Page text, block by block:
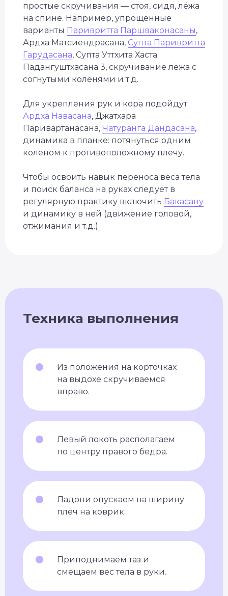
простые скручивания — стоя, сидя, лёжа
на спине. Например, упрощённые
варианты Паривритта Паршваконасаны,
Ардха Матсиендрасана, Супта Паривритта
Гарудасана, Супта Уттхита Хаста
Падангуштхасана 3, скручивание лёжа с
согнутыми коленями и т.д.
Для укрепления рук и кора подойдут
Ардха Навасана, Джатхара
Паривартанасана, Чатуранга Дандасана,
динамика в планке: потянуться одним
коленом к противоположному плечу.
Чтобы освоить навык переноса веса тела
и поиск баланса на руках следует в
регулярную практику включить Бакасану
и динамику в ней (движение головой,
отжимания и т.д.)
Техника выполнения
Из положения на корточках
на выдохе скручиваемся
вправо.
Левый локоть располагаем
по центру правого бедра.
Ладони опускаем на ширину
плеч на коврик.
Приподнимаем таз и
смещаем вес тела в руки.